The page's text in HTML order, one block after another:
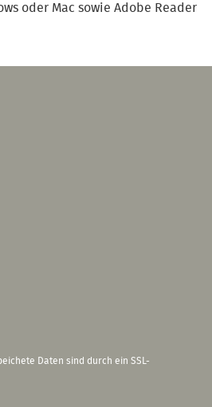
oder Mac sowie Adobe Reader
Daten sind durch ein SSL-